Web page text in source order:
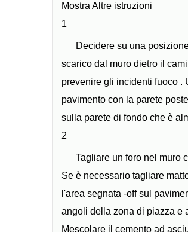
Mostra Altre istruzioni
1
Decidere su una
scarico dal muro dietro il
prevenire gli incidenti fuoco .
pavimento con la parete
sulla parete di fondo che è
2
Tagliare un foro nel muro
Se è necessario tagliare
l'area segnata -off sul
angoli della zona di piazza e
Mescolare il cemento ad